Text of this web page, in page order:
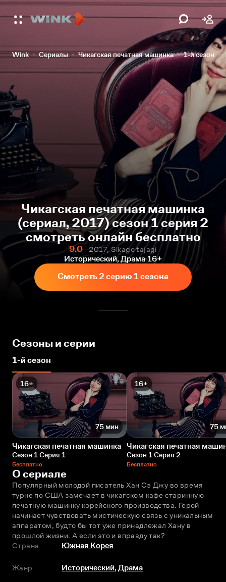
Wink Сериалы Чикагская печатная машинка 1-й сезон
Чикагская печатная машинка
(сериал, 2017) сезон 1 серия 2
смотреть онлайн бесплатно
9.0
2017, Sikago tajagi
Исторический, Драма 16+
Смотреть 2 серию 1 сезона
Сезоны и серии
1-й сезон
16+
75 мин
Чикагская печатная машинка
Сезон 1 Серия 1
Бесплатно
16+
75
Чикагская печатная
Сезон 1 Серия 2
Бесплатно
О сериале
Популярный молодой писатель Хан Сэ Джу во время
турне по США замечает в чикагском кафе старинную
печатную машинку корейского производства. Герой
начинает чувствовать мистическую связь с уникальным
аппаратом, будто бы тот уже принадлежал Хану в
прошлой жизни. А если это и вправду так?
Страна
Южная Корея
Жанр Исторический,Драма